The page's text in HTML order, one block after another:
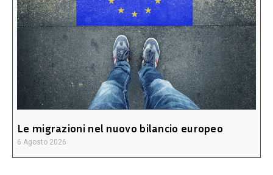
Le migrazioni nel nuovo bilancio europeo
6 Agosto 2026